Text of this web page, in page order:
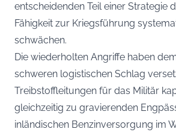
entscheidenden Teil einer Strategie
Fähigkeit zur Kriegsführung
schwächen.
Die wiederholten Angriffe haben
schweren logistischen Schlag
Treibstoffleitungen für das Militär
gleichzeitig zu gravierenden
inländischen Benzinversorgung im